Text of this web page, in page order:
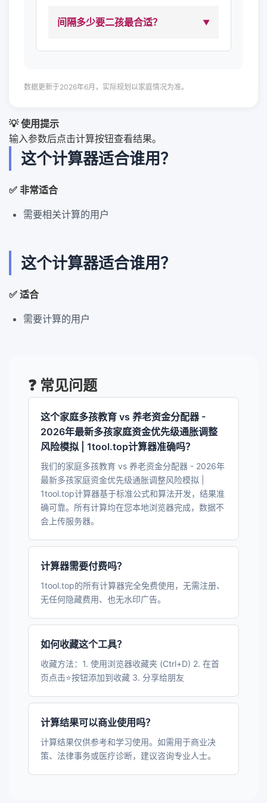
间隔多少要二孩最合适？
数据更新于2026年6月，实际规划以家庭情况为准。
💡 使用提示
输入参数后点击计算按钮查看结果。
这个计算器适合谁用？
✅ 非常适合
需要相关计算的用户
这个计算器适合谁用？
✅ 适合
需要计算的用户
❓ 常见问题
这个家庭多孩教育 vs 养老资金分配器 -
2026年最新多孩家庭资金优先级通胀调整
风险模拟 | 1tool.top计算器准确吗？
我们的家庭多孩教育 vs 养老资金分配器 - 2026年
最新多孩家庭资金优先级通胀调整风险模拟 |
1tool.top计算器基于标准公式和算法开发，结果准
确可靠。所有计算均在您本地浏览器完成，数据不
会上传服务器。
计算器需要付费吗？
1tool.top的所有计算器完全免费使用，无需注册、
无任何隐藏费用、也无水印广告。
如何收藏这个工具？
收藏方法：1. 使用浏览器收藏夹 (Ctrl+D) 2. 在首
页点击⭐按钮添加到收藏 3. 分享给朋友
计算结果可以商业使用吗？
计算结果仅供参考和学习使用。如需用于商业决
策、法律事务或医疗诊断，建议咨询专业人士。